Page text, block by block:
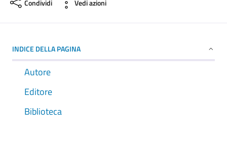
Condividi Vedi azioni
INDICE DELLA PAGINA
Autore
Editore
Biblioteca